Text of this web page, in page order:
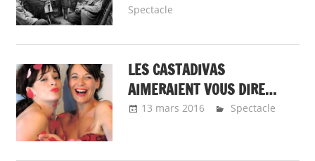
Spectacle
LES CASTADIVAS
AIMERAIENT VOUS DIRE…
13 mars 2016 Emeline Design
Spectacle